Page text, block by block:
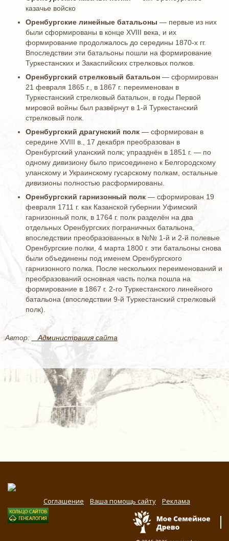
казачье войско
Оренбургские линейные батальоны — первые из них
были сформированы в конце XVIII века, и их
формирование продолжалось до середины 1870-х гг.
Впоследствии эти батальоны пошли на формирование
Туркестанских и Закаспийских стрелковых полков.
Оренбургский стрелковый батальон — сформирован
21 февраля 1865 г., в 1867 г. переименован в
Туркестанский стрелковый батальон, в годы Первой
мировой войны был развёрнут в 1-й Туркестанский
стрелковый полк.
Оренбургский драгунский полк — сформирован в
середине XVIII в., 17 декабря преобразован в
Оренбургский уланский полк; упразднён в 1851 г. — по
одному дивизиону было присоединено к Белгородскому
уланскому и Украинскому гусарскому полкам, остальные
дивизионы полностью расформированы.
Оренбургский гарнизонный полк — сформирован 19
февраля 1711 г. как Казанской губернии Уфимский
гарнизонный полк, в 1764 г. полк разделён на два
отдельных Оренбургских пограничных батальона,
впоследствии преобразованных в №№ 1-й и 2-й полевые
Оренбургские полки, 4 марта 1800 г. эти батальоны снова
были объединены под именем Оренбургского
гарнизонного полка. После нескольких переименований и
преобразований основная часть полка пошла на
формирование в 1867 г. 2-го Туркестанского линейного
батальона (впоследствии 9-й Туркестанский стрелковый
полк).
Автор: _ Администрация сайта
Соглашение Ваша помощь сайту Реклама